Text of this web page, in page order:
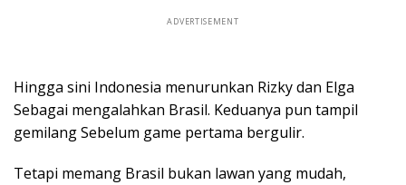
ADVERTISEMENT
Hingga sini Indonesia menurunkan Rizky dan Elga
Sebagai mengalahkan Brasil. Keduanya pun tampil
gemilang Sebelum game pertama bergulir.
Tetapi memang Brasil bukan lawan yang mudah,